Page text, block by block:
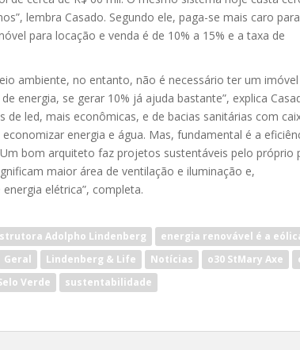
lembra Casado. Segundo ele, paga-se mais caro para
para locação e venda é de 10% a 15% e a taxa de
ambiente, no entanto, não é necessário ter um imóvel
energia, se gerar 10% já ajuda bastante”, explica
de led, mais econômicas, e de bacias sanitárias com
energia e água. Mas, fundamental é a
bom arquiteto faz projetos sustentáveis pelo próprio
maior área de ventilação e iluminação e,
elétrica”, completa.
Adolpho Lindenberg
energia renovável é a
Geral Lindenberg & Life Notícias o30 StMary Axe
Verde sustentabilidade